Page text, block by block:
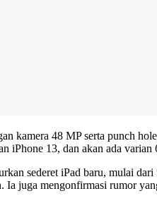
kamera 48 MP serta punch
iPhone 13, dan akan ada
sederet iPad baru, mulai
Ia juga mengonfirmasi rumor